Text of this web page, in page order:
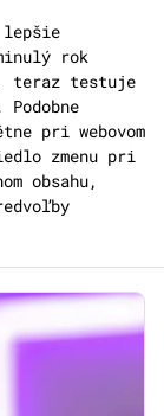
rok
teraz testuje
pri webovom
zmenu pri
obsahu,